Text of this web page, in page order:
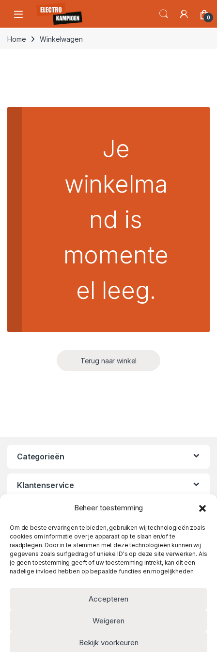
Beheer toestemming
Om de beste ervaringen te bieden, gebruiken wij technologieën zoals
cookies om informatie over je apparaat op te slaan en/of te
raadplegen. Door in te stemmen met deze technologieën kunnen wij
gegevens zoals surfgedrag of unieke ID's op deze site verwerken. Als
je geen toestemming geeft of uw toestemming intrekt, kan dit een
nadelige invloed hebben op bepaalde functies en mogelijkheden.
Accepteren
Weigeren
Bekijk voorkeuren
Skip to navigation
Skip to content
Open 0
Home Winkelwagen
Je
winkelma
nd is
momente
el leeg.
Terug naar winkel
Categorieën
Klantenservice
Heeft u vragen? Twijfel niet
en bel meteen!